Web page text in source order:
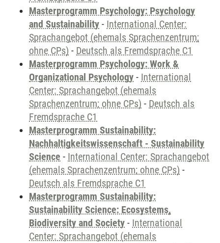
Masterprogramm Psychology: Psychology
and Sustainability - International Center:
Sprachangebot (ehemals Sprachenzentrum;
ohne CPs) - Deutsch als Fremdsprache C1
Masterprogramm Psychology: Work &
Organizational Psychology - International
Center: Sprachangebot (ehemals
Sprachenzentrum; ohne CPs) - Deutsch als
Fremdsprache C1
Masterprogramm Sustainability:
Nachhaltigkeitswissenschaft - Sustainability
Science - International Center: Sprachangebot
(ehemals Sprachenzentrum; ohne CPs) -
Deutsch als Fremdsprache C1
Masterprogramm Sustainability:
Sustainability Science: Ecosystems,
Biodiversity and Society - International
Center: Sprachangebot (ehemals